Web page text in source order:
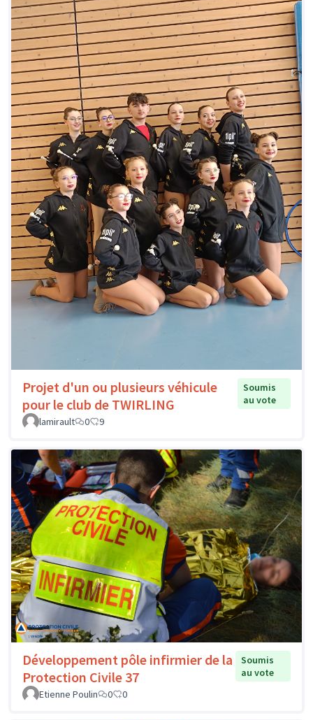
Projet d'un ou plusieurs véhicule
pour le club de TWIRLING
Soumis
au vote
lamirault
0 9
Développement pôle infirmier de la
Protection Civile 37
Soumis
au vote
Etienne Poulin
0 0